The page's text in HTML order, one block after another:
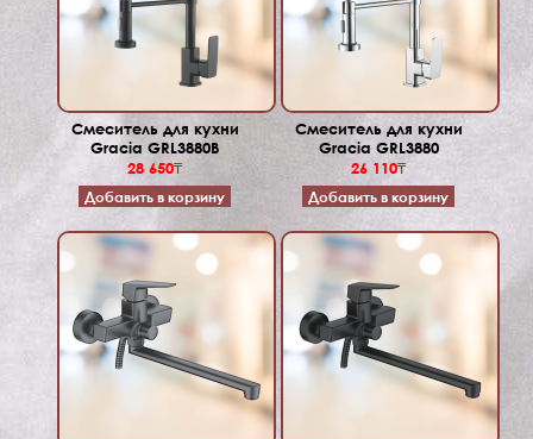
Смеситель для кухни
Gracia GRL3880B
28 650₸
Добавить в корзину
Смеситель для кухни
Gracia GRL3880
26 110₸
Добавить в корзину